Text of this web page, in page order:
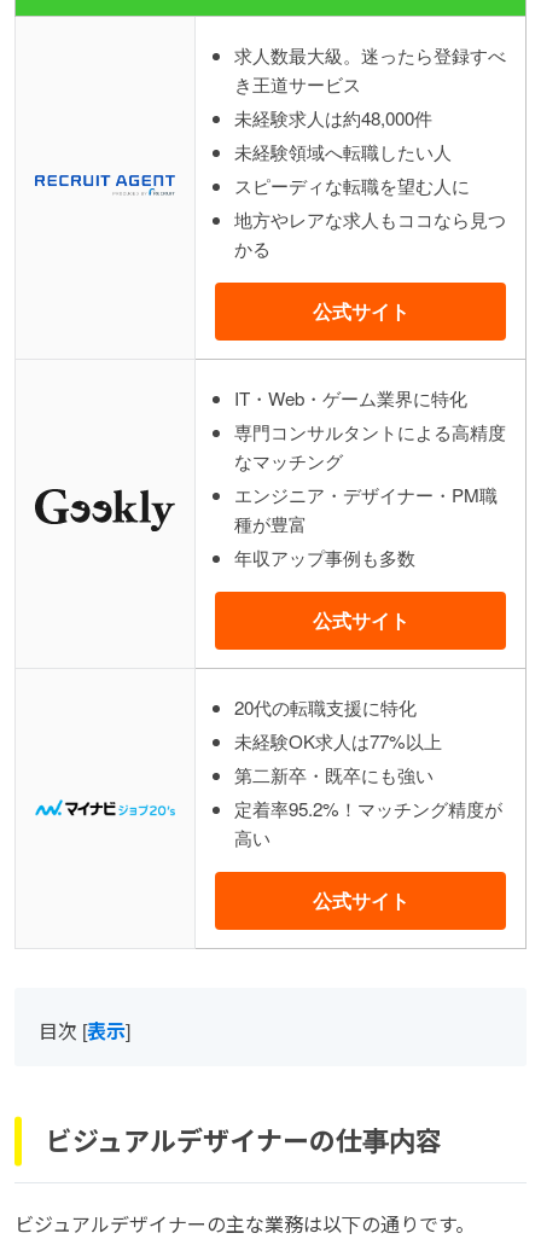
求人数最大級。迷ったら登録すべ
き王道サービス
未経験求人は約48,000件
未経験領域へ転職したい人
スピーディな転職を望む人に
地方やレアな求人もココなら見つ
かる
公式サイト
IT・Web・ゲーム業界に特化
専門コンサルタントによる高精度
なマッチング
エンジニア・デザイナー・PM職
種が豊富
年収アップ事例も多数
公式サイト
20代の転職支援に特化
未経験OK求人は77%以上
第二新卒・既卒にも強い
定着率95.2%！マッチング精度が
高い
公式サイト
目次 [表示]
ビジュアルデザイナーの仕事内容
ビジュアルデザイナーの主な業務は以下の通りです。